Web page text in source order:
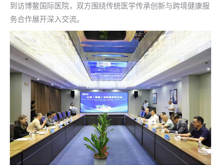
到访博鳌国际医院，双方围绕传统医学传承创新与跨境健康服
务合作展开深入交流。